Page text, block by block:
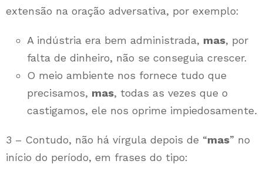
extensão na oração adversativa, por exemplo:
A indústria era bem administrada, mas, por
falta de dinheiro, não se conseguia crescer.
O meio ambiente nos fornece tudo que
precisamos, mas, todas as vezes que o
castigamos, ele nos oprime impiedosamente.
3 – Contudo, não há vírgula depois de “mas” no
início do período, em frases do tipo: